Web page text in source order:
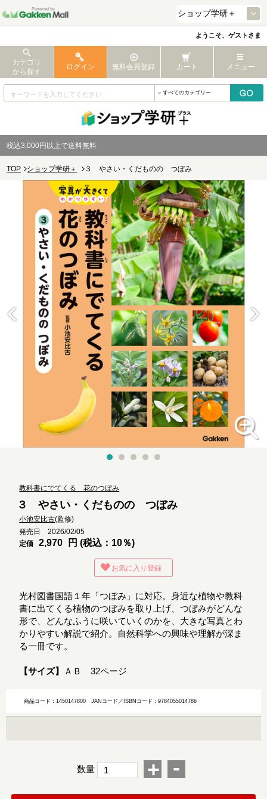
ようこそ、ゲストさま
カテゴリ
から探す
ログイン 無料会員登録 カート メニュー
税込3,000円以上で送料無料
TOP ショップ学研＋ ３ やさい・くだものの つぼみ
教科書にでてくる 花のつぼみ
３ やさい・くだものの つぼみ
小池安比古(監修)
発売日 2026/02/05
定価
2,970 円 (税込：10％)
お気に入り登録
光村図書国語１年「つぼみ」に対応。身近な植物や教科
書に出てくる植物のつぼみを取り上げ、つぼみがどんな
形で、どんなふうに咲いていくのかを、大きな写真とわ
かりやすい解説で紹介。自然科学への興味や理解が深ま
る一冊です。
【サイズ】 ＡＢ 32ページ
商品コード：1450147800JANコード／ISBNコード：9784055014786
数量 + -